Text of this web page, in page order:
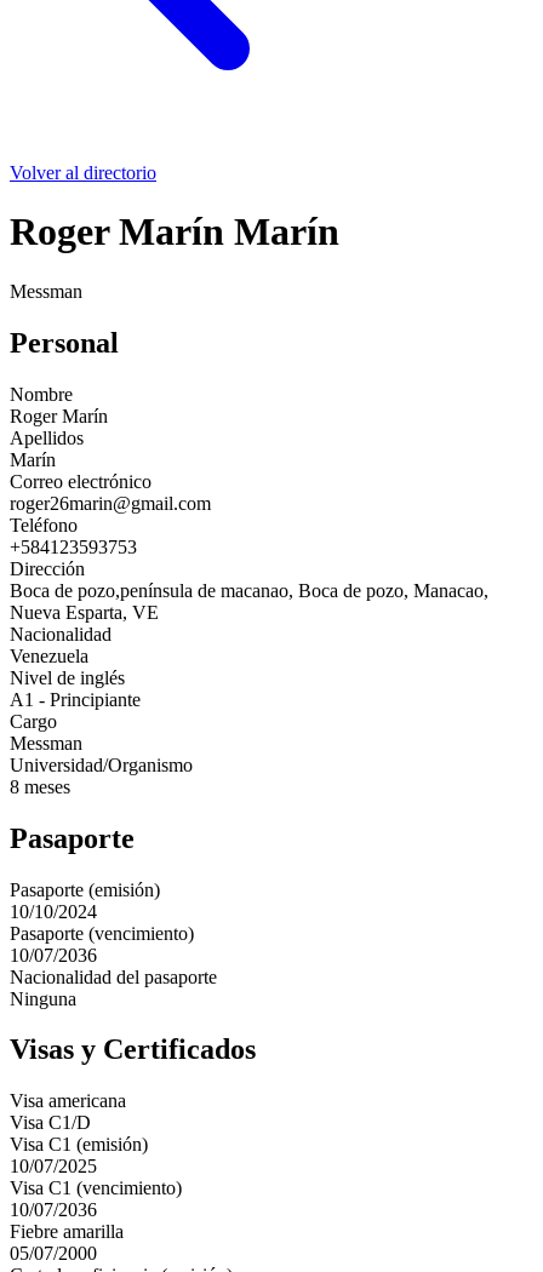
Volver al directorio
Roger Marín Marín
Messman
Personal
Nombre
Roger Marín
Apellidos
Marín
Correo electrónico
roger26marin@gmail.com
Teléfono
+584123593753
Dirección
Boca de pozo,península de macanao, Boca de pozo, Manacao,
Nueva Esparta, VE
Nacionalidad
Venezuela
Nivel de inglés
A1 - Principiante
Cargo
Messman
Universidad/Organismo
8 meses
Pasaporte
Pasaporte (emisión)
10/10/2024
Pasaporte (vencimiento)
10/07/2036
Nacionalidad del pasaporte
Ninguna
Visas y Certificados
Visa americana
Visa C1/D
Visa C1 (emisión)
10/07/2025
Visa C1 (vencimiento)
10/07/2036
Fiebre amarilla
05/07/2000